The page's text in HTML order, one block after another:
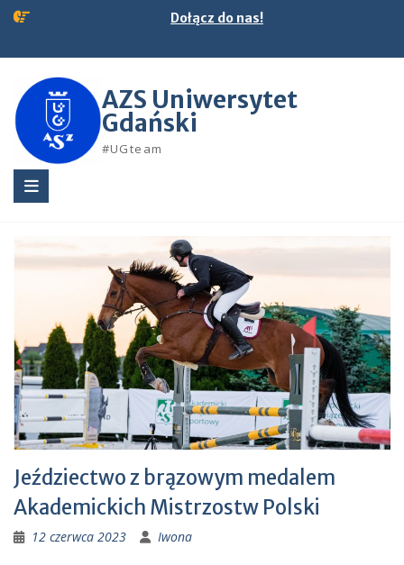
Skip
Dołącz do nas!
AZS Uniwersytet
Gdański
#UGteam
Jeździectwo z brązowym medalem
Akademickich Mistrzostw Polski
12 czerwca 2023 Iwona